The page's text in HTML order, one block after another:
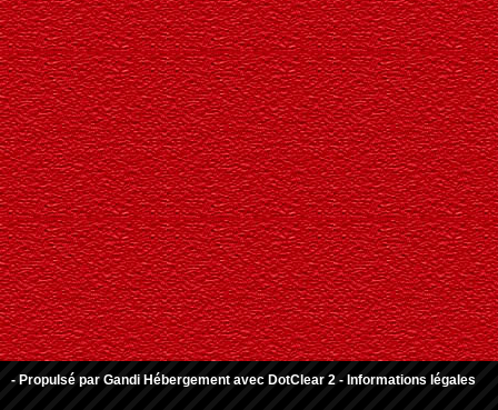
- Propulsé par Gandi Hébergement avec DotClear 2 - Informations légales